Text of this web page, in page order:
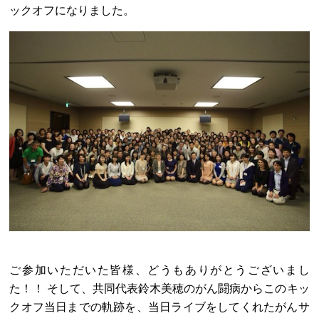
ックオフになりました。
ご参加いただいた皆様、どうもありがとうございまし
た！！ そして、共同代表鈴木美穂のがん闘病からこのキッ
クオフ当日までの軌跡を、当日ライブをしてくれたがんサ